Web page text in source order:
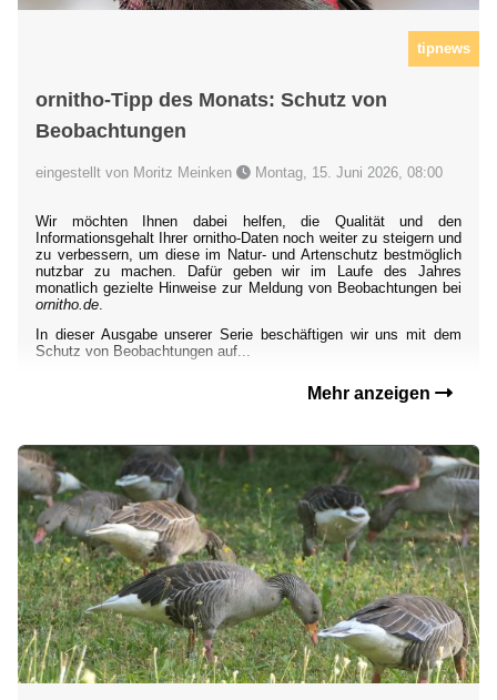
tipnews
ornitho-Tipp des Monats: Schutz von
Beobachtungen
eingestellt von Moritz Meinken Montag, 15. Juni 2026, 08:00
Wir möchten Ihnen dabei helfen, die Qualität und den
Informationsgehalt Ihrer ornitho-Daten noch weiter zu steigern und
zu verbessern, um diese im Natur- und Artenschutz bestmöglich
nutzbar zu machen. Dafür geben wir im Laufe des Jahres
monatlich gezielte Hinweise zur Meldung von Beobachtungen bei
ornitho.de
In dieser Ausgabe unserer Serie beschäftigen wir uns mit dem
Schutz von Beobachtungen auf...
Mehr anzeigen